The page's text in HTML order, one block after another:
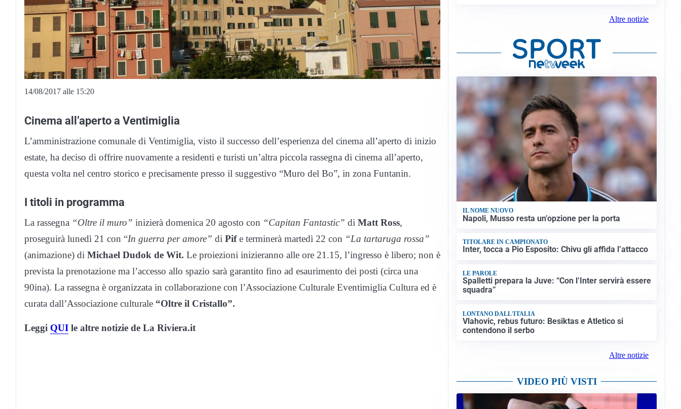
14/08/2017 alle 15:20
Cinema all’aperto a Ventimiglia
L’amministrazione comunale di Ventimiglia, visto il successo dell’esperienza del cinema all’aperto di inizio
estate, ha deciso di offrire nuovamente a residenti e turisti un’altra piccola rassegna di cinema all’aperto,
questa volta nel centro storico e precisamente presso il suggestivo “Muro del Bo”, in zona Funtanin.
I titoli in programma
La rassegna “Oltre il muro” inizierà domenica 20 agosto con “Capitan Fantastic” di Matt Ross,
proseguirà lunedì 21 con “In guerra per amore” di Pife terminerà martedì 22 con “La tartaruga rossa”
(animazione) di Michael Dudok de Wit. Le proiezioni inizieranno alle ore 21.15, l’ingresso è libero; non è
prevista la prenotazione ma l’accesso allo spazio sarà garantito fino ad esaurimento dei posti (circa una
90ina). La rassegna è organizzata in collaborazione con l’Associazione Culturale Eventimiglia Cultura ed è
curata dall’Associazione culturale “Oltre il Cristallo”.
Leggi QUI le altre notizie de La Riviera.it
Altre notizie
IL NOME NUOVO
Napoli, Musso resta un’opzione per la porta
TITOLARE IN CAMPIONATO
Inter, tocca a Pio Esposito: Chivu gli affida l’attacco
LE PAROLE
Spalletti prepara la Juve: “Con l’Inter servirà essere
squadra”
LONTANO DALL'ITALIA
Vlahovic, rebus futuro: Besiktas e Atletico si
contendono il serbo
Altre notizie
VIDEO PIÙ VISTI